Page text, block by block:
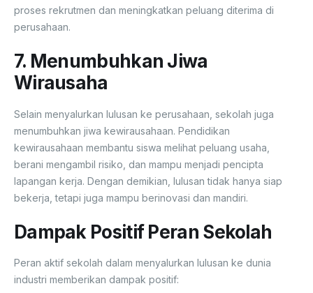
proses rekrutmen dan meningkatkan peluang diterima di
perusahaan.
7. Menumbuhkan Jiwa
Wirausaha
Selain menyalurkan lulusan ke perusahaan, sekolah juga
menumbuhkan jiwa kewirausahaan. Pendidikan
kewirausahaan membantu siswa melihat peluang usaha,
berani mengambil risiko, dan mampu menjadi pencipta
lapangan kerja. Dengan demikian, lulusan tidak hanya siap
bekerja, tetapi juga mampu berinovasi dan mandiri.
Dampak Positif Peran Sekolah
Peran aktif sekolah dalam menyalurkan lulusan ke dunia
industri memberikan dampak positif: